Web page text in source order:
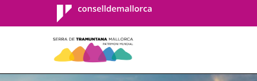
Consell de
Mallorca